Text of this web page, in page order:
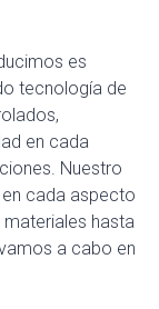
es
tecnología de
en cada
Nuestro
cada aspecto
hasta
a cabo en